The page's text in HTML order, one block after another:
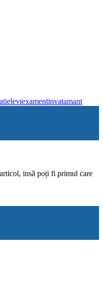
eleviexamentinvatamant
insă poți fi primul care